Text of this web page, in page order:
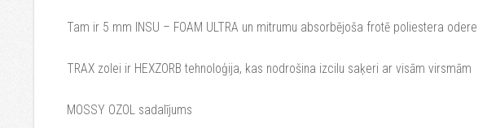
Tam ir 5 mm INSU – FOAM ULTRA un mitrumu absorbējoša frotē poliestera odere
TRAX zolei ir HEXZORB tehnoloģija, kas nodrošina izcilu saķeri ar visām virsmām
MOSSY OZOL sadalījums